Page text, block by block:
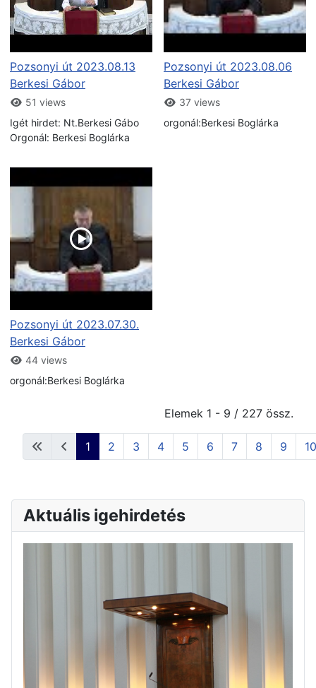
Pozsonyi út 2023.08.13
Berkesi Gábor
51 views
Igét hirdet: Nt.Berkesi Gábo
Orgonál: Berkesi Boglárka
Pozsonyi út 2023.08.06
Berkesi Gábor
37 views
orgonál:Berkesi Boglárka
Pozsonyi út 2023.07.30.
Berkesi Gábor
44 views
orgonál:Berkesi Boglárka
Elemek 1 - 9 / 227 össz.
1 2 3 4 5 6 7 8 9 10
Aktuális igehirdetés